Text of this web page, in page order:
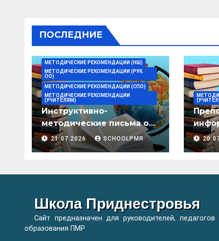
ПОСЛЕДНИЕ
МЕТОДИЧЕСКИЕ РЕКОМЕНДАЦИИ (НШ)
МЕТОДИЧЕСКИЕ РЕКОМЕНДАЦИИ (РУК.
ОО)
МЕТОДИЧЕСКИЕ РЕКОМЕНДАЦИИ (СПО)
МЕТОДИЧЕСКИЕ РЕКОМЕНДАЦИИ
(УЧИТЕЛЯМ)
Инструктивно-
методические письма о
преподавании учебных
предметов/дисциплин в
образования ПМР на
21.07.2026 SCHOOLPMR
Школа Приднестровья
Сайт предназначен для руководителей,
образования ПМР